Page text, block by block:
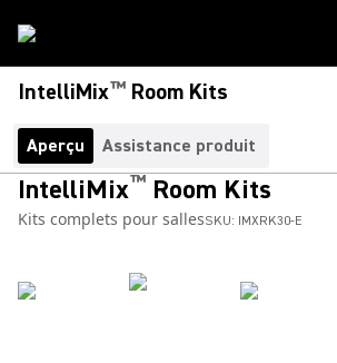
IntelliMix™ Room Kits
Aperçu Assistance produit
IntelliMix™ Room Kits
Kits complets pour sallesSKU: IMXRK30-E